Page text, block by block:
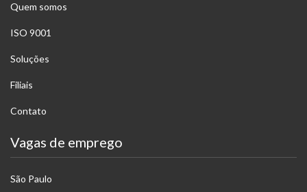
Quem somos
ISO 9001
Soluções
Filiais
Contato
Vagas de emprego
São Paulo